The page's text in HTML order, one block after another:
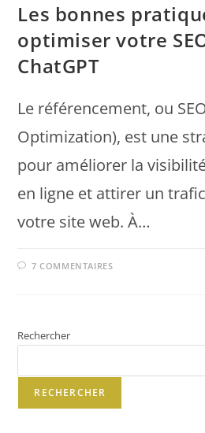
Les bonnes
optimiser votre
ChatGPT
Le référencement, ou
Optimization), est une
pour améliorer la
en ligne et attirer un
votre site web. À…
7 COMMENTAIRES
Rechercher
RECHERCHER